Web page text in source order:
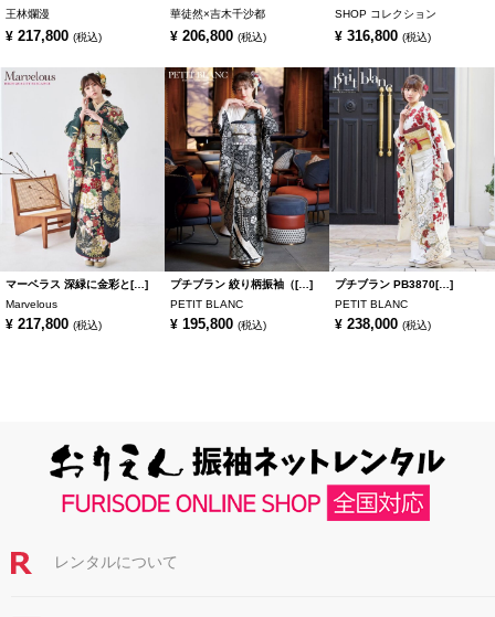
王林爛漫
¥ 217,800 (税込)
華徒然×吉木千沙都
¥ 206,800 (税込)
SHOP コレクション
¥ 316,800 (税込)
マーベラス 深緑に金彩と[…]
Marvelous
¥ 217,800 (税込)
プチブラン 絞り柄振袖（[…]
PETIT BLANC
¥ 195,800 (税込)
プチブラン PB3870[…]
PETIT BLANC
¥ 238,000 (税込)
レンタルについて